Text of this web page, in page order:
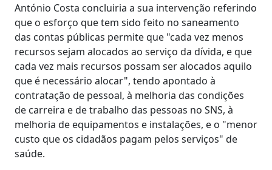
António Costa concluiria a sua intervenção referindo
que o esforço que tem sido feito no saneamento
das contas públicas permite que "cada vez menos
recursos sejam alocados ao serviço da dívida, e que
cada vez mais recursos possam ser alocados aquilo
que é necessário alocar", tendo apontado à
contratação de pessoal, à melhoria das condições
de carreira e de trabalho das pessoas no SNS, à
melhoria de equipamentos e instalações, e o "menor
custo que os cidadãos pagam pelos serviços" de
saúde.